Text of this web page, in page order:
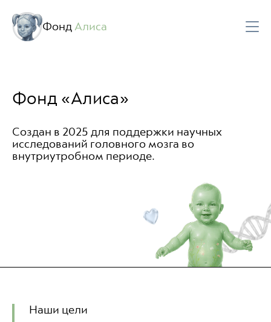
ФондАлиса
Фонд «Алиса»
Создан в 2025 для поддержки научных
исследований головного мозга во
внутриутробном периоде.
Наши цели